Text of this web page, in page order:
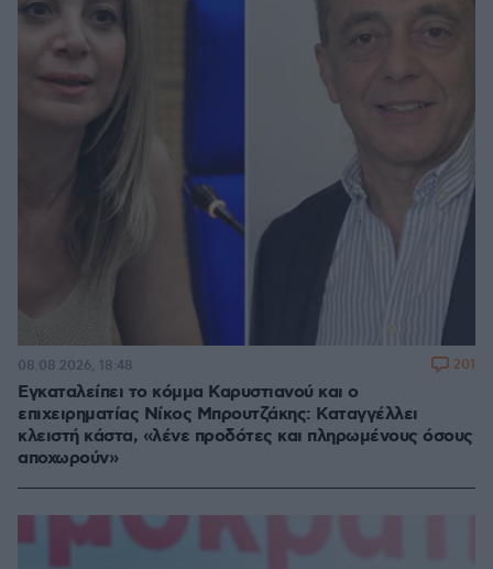
Εγκαταλείπει το κόμμα Καρυστιανού και ο
επιχειρηματίας Νίκος Μπρουτζάκης: Καταγγέλλει
κλειστή κάστα, «λένε προδότες και πληρωμένους όσους
αποχωρούν»
08.08.2026, 18:48 201